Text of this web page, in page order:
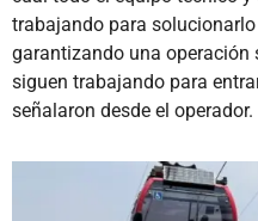
trabajando para
garantizando una operación
siguen trabajando para
señalaron desde el operador.